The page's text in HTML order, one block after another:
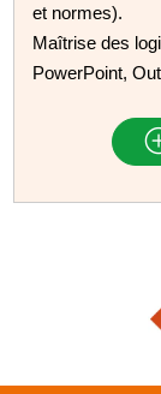
et normes).
Maîtrise des
PowerPoint,